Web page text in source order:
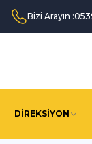
Bizi Arayın :
DİREKSİYON